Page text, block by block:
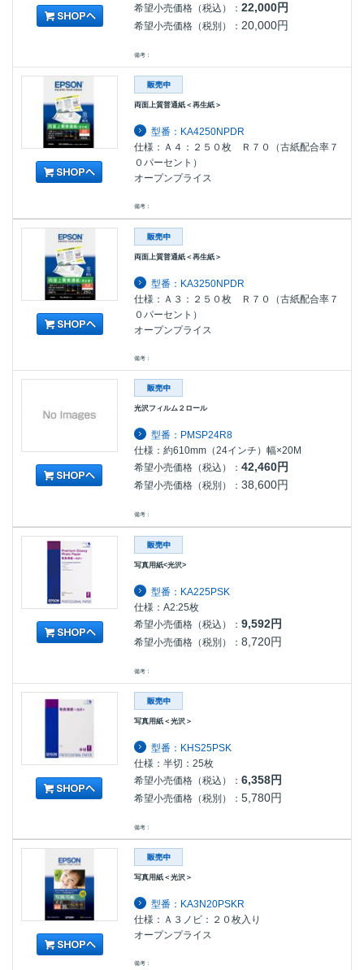
希望小売価格（税込）：22,000円
希望小売価格（税別）： 20,000円
備考：
両面上質普通紙＜再生紙＞
型番：KA4250NPDR
仕様：Ａ４：２５０枚 Ｒ７０（古紙配合率７
０パーセント）
オープンプライス
備考：
両面上質普通紙＜再生紙＞
型番：KA3250NPDR
仕様：Ａ３：２５０枚 Ｒ７０（古紙配合率７
０パーセント）
オープンプライス
備考：
光沢フィルム２ロール
型番：PMSP24R8
仕様：約610mm（24インチ）幅×20M
希望小売価格（税込）： 42,460円
希望小売価格（税別）： 38,600円
備考：
写真用紙<光沢>
型番：KA225PSK
仕様：A2:25枚
希望小売価格（税込）：9,592円
希望小売価格（税別）：8,720円
備考：
写真用紙＜光沢＞
型番：KHS25PSK
仕様：半切：25枚
希望小売価格（税込）： 6,358円
希望小売価格（税別）： 5,780円
備考：
写真用紙＜光沢＞
型番：KA3N20PSKR
仕様：Ａ３ノビ：２０枚入り
オープンプライス
備考：